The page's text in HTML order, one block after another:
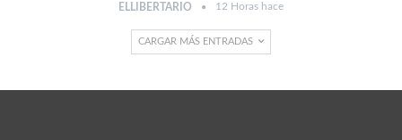
ELLIBERTARIO 12 Horas hace
CARGAR MÁS ENTRADAS